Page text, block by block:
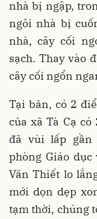
nhà bị ngập,
ngôi nhà bị
nhà, cây cối
sạch. Thay vào
cây cối ngổn
Tại bản, có 2
của xã Tà Cạ
đã vùi lấp gần
phòng Giáo
Văn Thiết lo
mới dọn dẹp
tạm thời, chúng